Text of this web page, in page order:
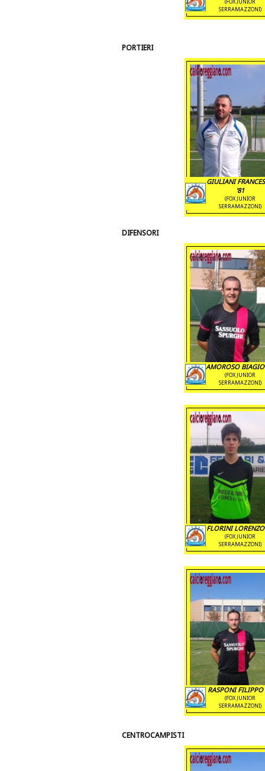
SERRAMAZZONI)
PORTIERI
GIULIANI
'81
(FOX JUNIOR
SERRAMAZZONI)
DIFENSORI
AMOROSO
(FOX JUNIOR
SERRAMAZZONI)
FLORINI
(FOX JUNIOR
SERRAMAZZONI)
RASPONI FILIPPO
(FOX JUNIOR
SERRAMAZZONI)
CENTROCAMPISTI